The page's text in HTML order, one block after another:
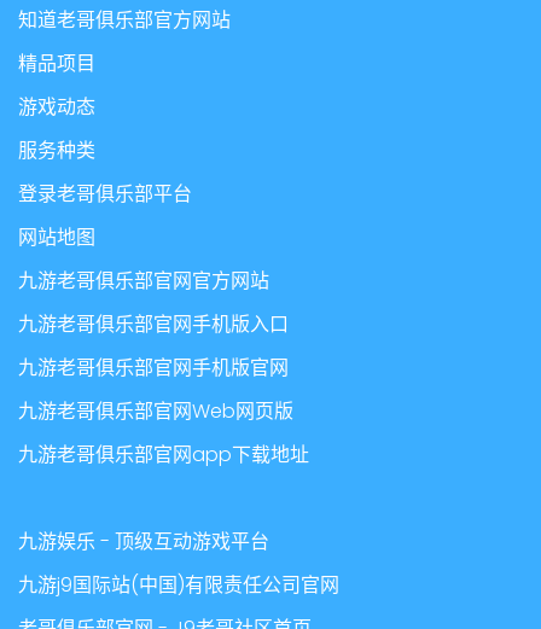
知道老哥俱乐部官方网站
精品项目
游戏动态
服务种类
登录老哥俱乐部平台
网站地图
九游老哥俱乐部官网官方网站
九游老哥俱乐部官网手机版入口
九游老哥俱乐部官网手机版官网
九游老哥俱乐部官网Web网页版
九游老哥俱乐部官网app下载地址
九游娱乐 - 顶级互动游戏平台
九游j9国际站(中国)有限责任公司官网